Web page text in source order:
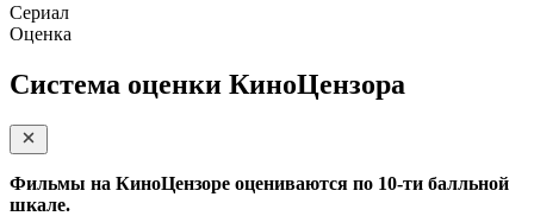
Сериал
Оценка
Система оценки КиноЦензора
Фильмы на КиноЦензоре оцениваются по 10-ти балльной
шкале.